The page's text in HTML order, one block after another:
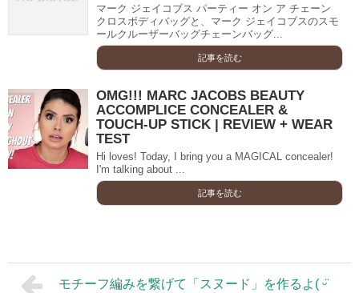
マーク ジェイコブス パーティー オン ア チェーン
クロスボディバッグと、マーク ジェイコブスのスモ
ールクルーザーバッグチェーンバッグ...
記事を読む
OMG!!! MARC JACOBS BEAUTY
ACCOMPLICE CONCEALER &
TOUCH-UP STICK | REVIEW + WEAR
TEST
Hi loves! Today, I bring you a MAGICAL concealer!
I'm talking about ...
記事を読む
モチーフ編みを繋げて「スヌード」を作るよ( ᵕ̈